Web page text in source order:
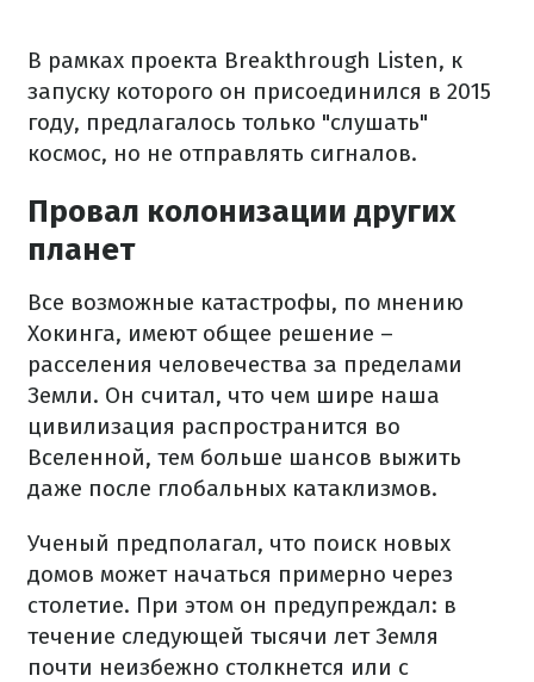
В рамках проекта Breakthrough Listen, к
запуску которого он присоединился в 2015
году, предлагалось только "слушать"
космос, но не отправлять сигналов.
Провал колонизации других
планет
Все возможные катастрофы, по мнению
Хокинга, имеют общее решение –
расселения человечества за пределами
Земли. Он считал, что чем шире наша
цивилизация распространится во
Вселенной, тем больше шансов выжить
даже после глобальных катаклизмов.
Ученый предполагал, что поиск новых
домов может начаться примерно через
столетие. При этом он предупреждал: в
течение следующей тысячи лет Земля
почти неизбежно столкнется или с